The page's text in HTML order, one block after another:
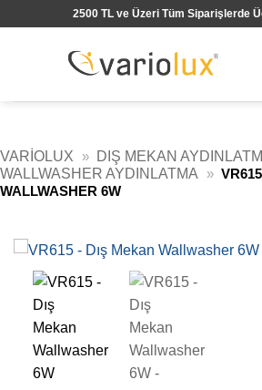
2500 TL ve Üzeri Tüm Siparişlerde
VARIOLUX » DIŞ MEKAN
WALLWASHER AYDINLATMA
»
WALLWASHER 6W